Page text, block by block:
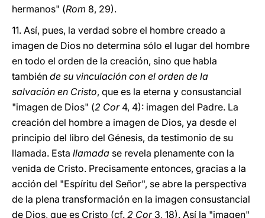
hermanos" (Rom 8, 29).
11. Así, pues, la verdad sobre el hombre creado a
imagen de Dios no determina sólo el lugar del hombre
en todo el orden de la creación, sino que habla
también de su vinculación con el orden de la
salvación en Cristo, que es la eterna y consustancial
"imagen de Dios" (2 Cor4, 4): imagen del Padre. La
creación del hombre a imagen de Dios, ya desde el
principio del libro del Génesis, da testimonio de su
llamada. Esta llamada se revela plenamente con la
venida de Cristo. Precisamente entonces, gracias a la
acción del "Espíritu del Señor", se abre la perspectiva
de la plena transformación en la imagen consustancial
de Dios, que es Cristo (cf. 2 Cor3, 18). Así la "imagen"